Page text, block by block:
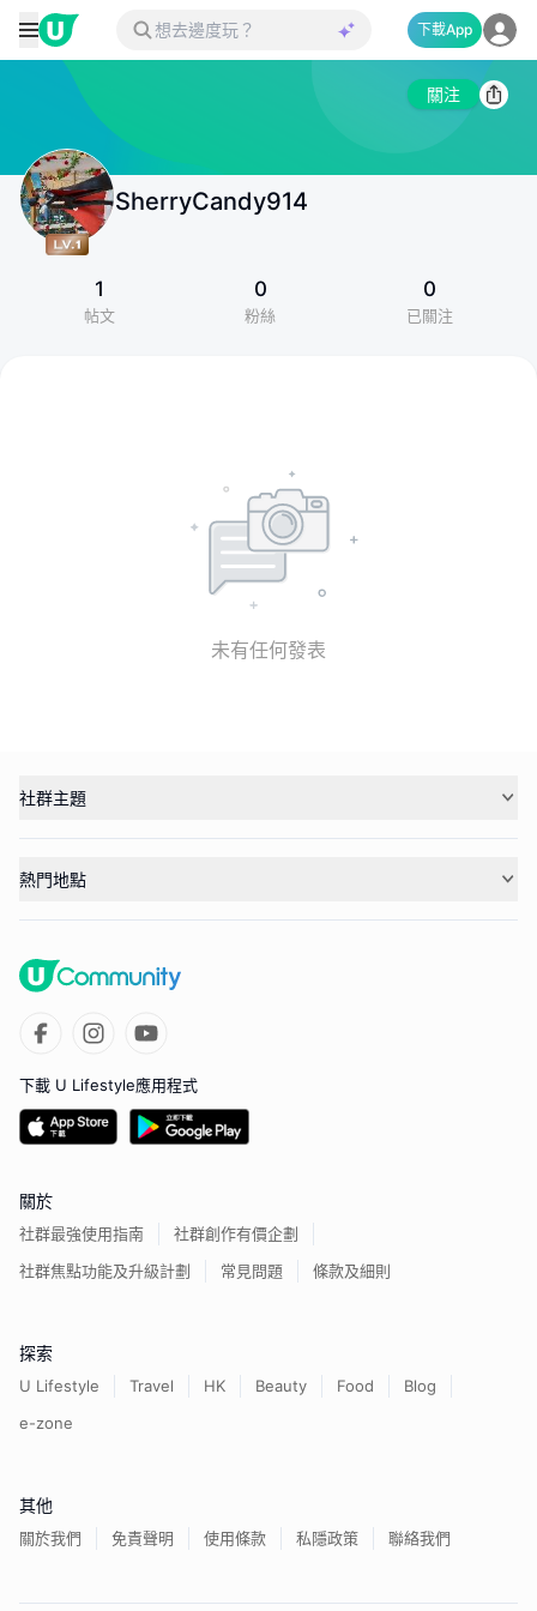
下載App
關注
SherryCandy914
1
帖文
0
粉絲
0
已關注
未有任何發表
社群主題
熱門地點
下載 U Lifestyle應用程式
關於
社群最強使用指南
社群創作有價企劃
社群焦點功能及升級計劃
常見問題 條款及細則
探索
U Lifestyle Travel HK Beauty Food
Blog
e-zone
其他
關於我們 免責聲明 使用條款 私隱政策 聯絡我們